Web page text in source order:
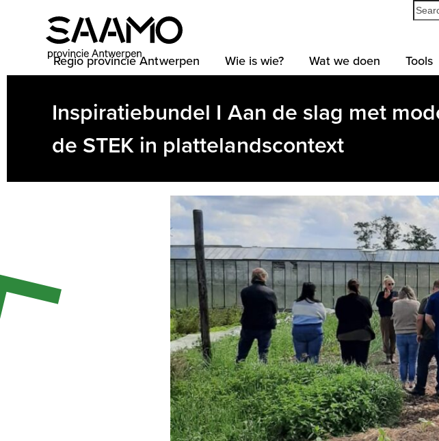
Regio provincie Antwerpen Wie is wie? Wat we doen Tools
Inspiratiebundel I Aan de slag met
de STEK in plattelandscontext